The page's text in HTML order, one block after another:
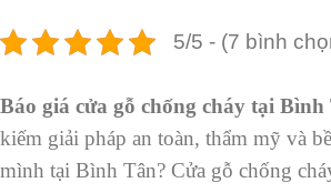
5/5 - (7 bình
Báo giá cửa gỗ chống cháy tại Bình
kiếm giải pháp an toàn, thẩm mỹ và
mình tại Bình Tân? Cửa gỗ chống